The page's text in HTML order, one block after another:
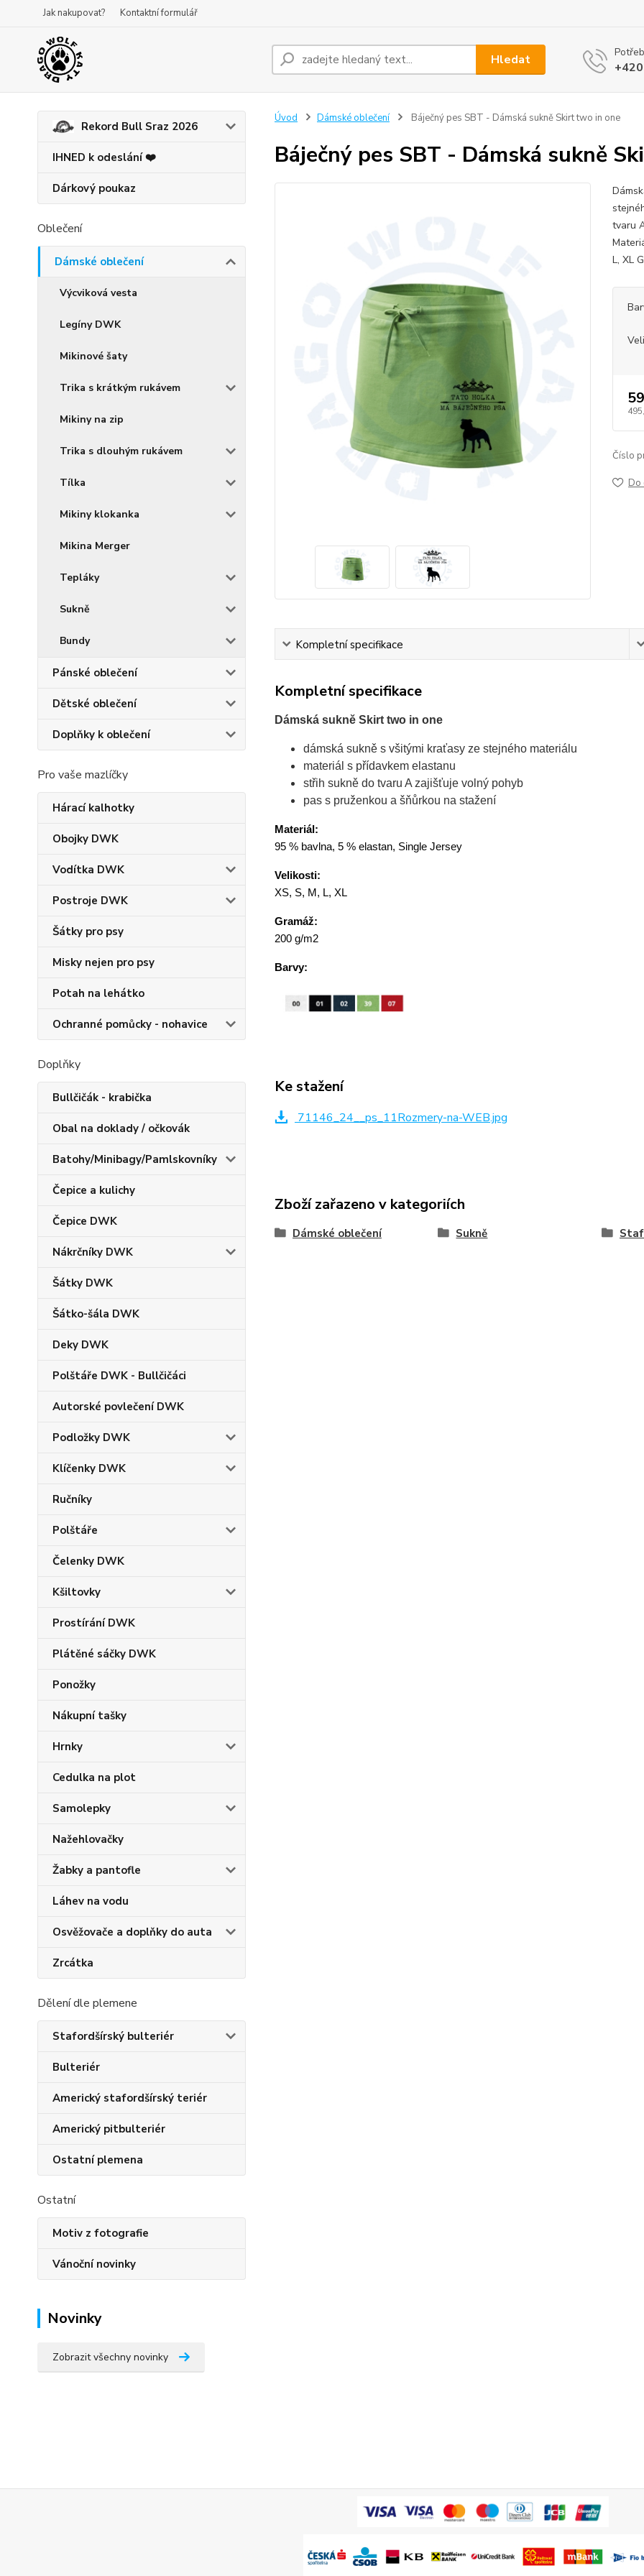
Jak nakupovat? Kontaktní formulář
Hledat
Rekord Bull Sraz 2026
IHNED k odeslání ❤️
Dárkový poukaz
Oblečení
Dámské oblečení
Výcviková vesta
Legíny DWK
Mikinové šaty
Trika s krátkým rukávem
Mikiny na zip
Trika s dlouhým rukávem
Tílka
Mikiny klokanka
Mikina Merger
Tepláky
Sukně
Bundy
Pánské oblečení
Dětské oblečení
Doplňky k oblečení
Pro vaše mazlíčky
Hárací kalhotky
Obojky DWK
Vodítka DWK
Postroje DWK
Šátky pro psy
Misky nejen pro psy
Potah na lehátko
Ochranné pomůcky - nohavice
Doplňky
Bullčičák - krabička
Obal na doklady / očkovák
Batohy/Minibagy/Pamlskovníky
Čepice a kulichy
Čepice DWK
Nákrčníky DWK
Šátky DWK
Šátko-šála DWK
Deky DWK
Polštáře DWK - Bullčičáci
Autorské povlečení DWK
Podložky DWK
Klíčenky DWK
Ručníky
Polštáře
Čelenky DWK
Kšiltovky
Prostírání DWK
Plátěné sáčky DWK
Ponožky
Nákupní tašky
Hrnky
Cedulka na plot
Samolepky
Nažehlovačky
Žabky a pantofle
Láhev na vodu
Osvěžovače a doplňky do auta
Zrcátka
Dělení dle plemene
Stafordšírský bulteriér
Bulteriér
Americký stafordšírský teriér
Americký pitbulteriér
Ostatní plemena
Ostatní
Motiv z fotografie
Vánoční novinky
Novinky
Zobrazit všechny novinky
Úvod Dámské oblečení Báječný pes SBT - Dámská sukně Skirt two in one
Báječný pes SBT - Dámská sukně
tvaru
L, XL
Číslo
Do
Kompletní specifikace
Kompletní specifikace
Dámská sukně Skirt two in one
dámská sukně s všitými kraťasy ze stejného materiálu
materiál s přídavkem elastanu
střih sukně do tvaru A zajišťuje volný pohyb
pas s pruženkou a šňůrkou na stažení
Materiál:
95 % bavlna, 5 % elastan, Single Jersey
Velikosti:
XS, S, M, L, XL
Gramáž:
200 g/m2
Barvy:
Ke stažení
71146_24__ps_11Rozmery-na-WEB.jpg
Zboží zařazeno v kategoriích
Dámské oblečení Sukně